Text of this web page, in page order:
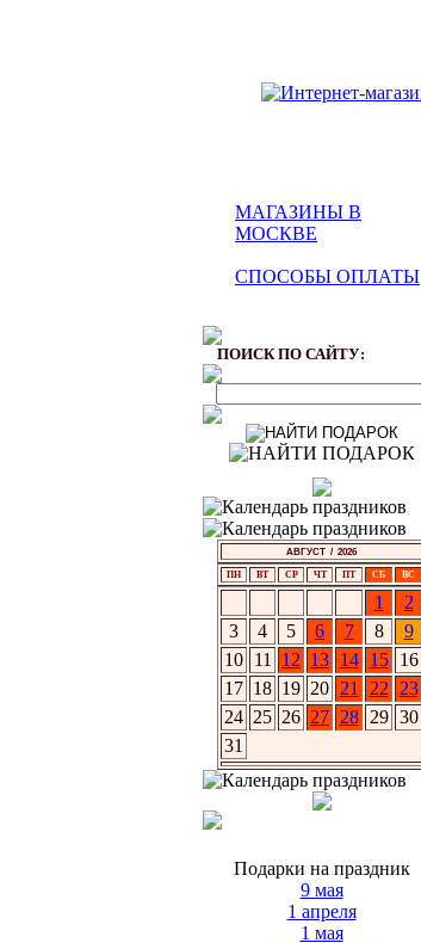
МАГАЗИНЫ В
МОСКВЕ
СПОСОБЫ ОПЛАТЫ
ПОИСК ПО САЙТУ:
АВГУСТ / 2026
ПН ВТ СР ЧТ ПТ СБ ВС
1
2
3
4 5 6 7 8
9
10 11 12 13 14 15
16
17 18 19 20 21 22
23
24 25 26 27 28 29 30
31
Подарки на праздник
9 мая
1 апреля
1 мая